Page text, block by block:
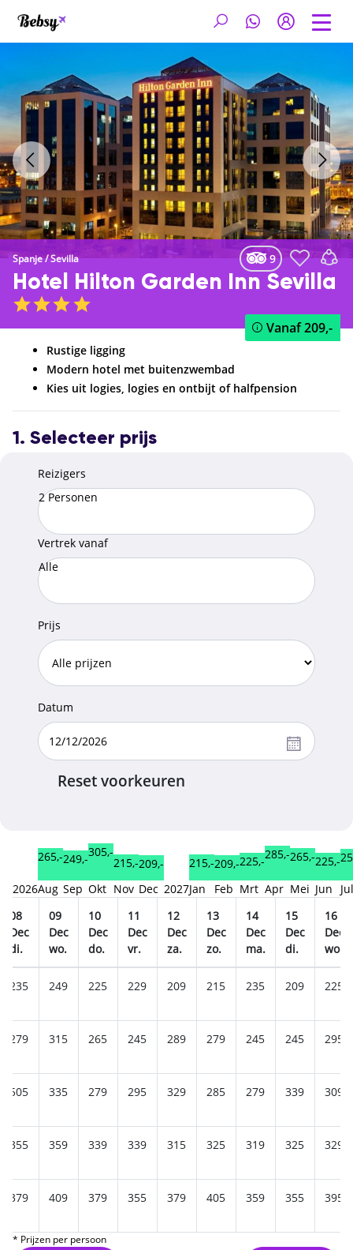
Spanje/Sevilla 9
Hotel Hilton Garden Inn Sevilla
Vanaf209,-
Rustige ligging
Modern hotel met buitenzwembad
Kies uit logies, logies en ontbijt of halfpension
1. Selecteer prijs
Reizigers
2 Personen
Vertrek vanaf
Alle
Prijs
Datum
Reset voorkeuren
2026
265,-
Aug
249,-
Sep
305,-
Okt
215,-
Nov
209,-
Dec 2027
215,-
Jan
209,-
Feb
225,-
Mrt
285,-
Apr
265,-
Mei
225,-
Jun
Jul
08
Dec
di.
09
Dec
wo.
10
Dec
do.
11
Dec
vr.
12
Dec
za.
13
Dec
zo.
14
Dec
ma.
15
Dec
di.
16
Dec
wo.
235 249 225 229 209 215 235 209 225
279 315 265 245 289 279 245 245 295
505 335 279 295 329 285 279 339 309
355 359 339 339 315 325 319 325 329
379 409 379 355 379 405 359 355 395
* Prijzen per persoon